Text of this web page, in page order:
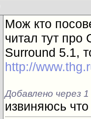
Мож кто
читал тут про
Surround 5.1,
http://
Добавлено через
извиняюсь